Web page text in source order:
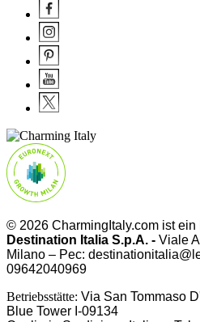
© 2026 CharmingItaly.com ist
Destination Italia S.p.A. - Viale
Milano – Pec:
09642040969
Betriebsstätte: Via San Tommaso
Blue Tower I-09134